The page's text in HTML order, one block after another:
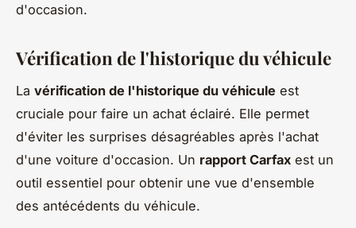
d'occasion.
Vérification de l'historique du véhicule
La vérification de l'historique du véhicule est
cruciale pour faire un achat éclairé. Elle permet
d'éviter les surprises désagréables après l'achat
d'une voiture d'occasion. Un rapport Carfax est un
outil essentiel pour obtenir une vue d'ensemble
des antécédents du véhicule.